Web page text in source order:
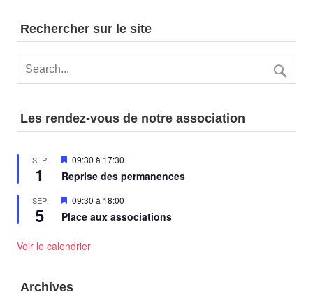
Rechercher sur le site
Les rendez-vous de notre association
SEP
1
Mis
avant
09:30 à 17:30
Reprise des permanences
SEP
5
Mis
avant
09:30 à 18:00
Place aux associations
Voir le calendrier
Archives